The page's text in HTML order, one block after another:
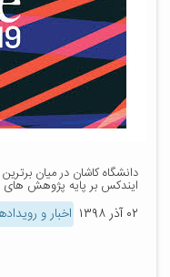
دانشگاه کاشان در میان
ایندکس بر پایه پژوهش های
۰۲ آذر ۱۳۹۸ اخبار و